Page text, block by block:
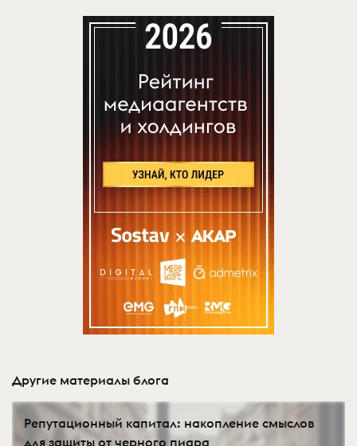
Другие материалы блога
Репутационный капитал: накопление смыслов
для защиты от черного пиара